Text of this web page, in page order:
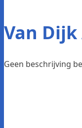
Van
Geen beschrijving